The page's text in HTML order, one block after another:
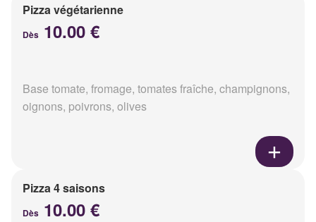
Pizza végétarienne
Dès 10.00 €
Base tomate, fromage, tomates fraîche, champignons,
oignons, poivrons, olives
Pizza 4 saisons
Dès 10.00 €